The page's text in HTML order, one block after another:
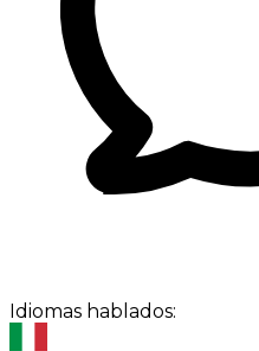
Idiomas hablados: